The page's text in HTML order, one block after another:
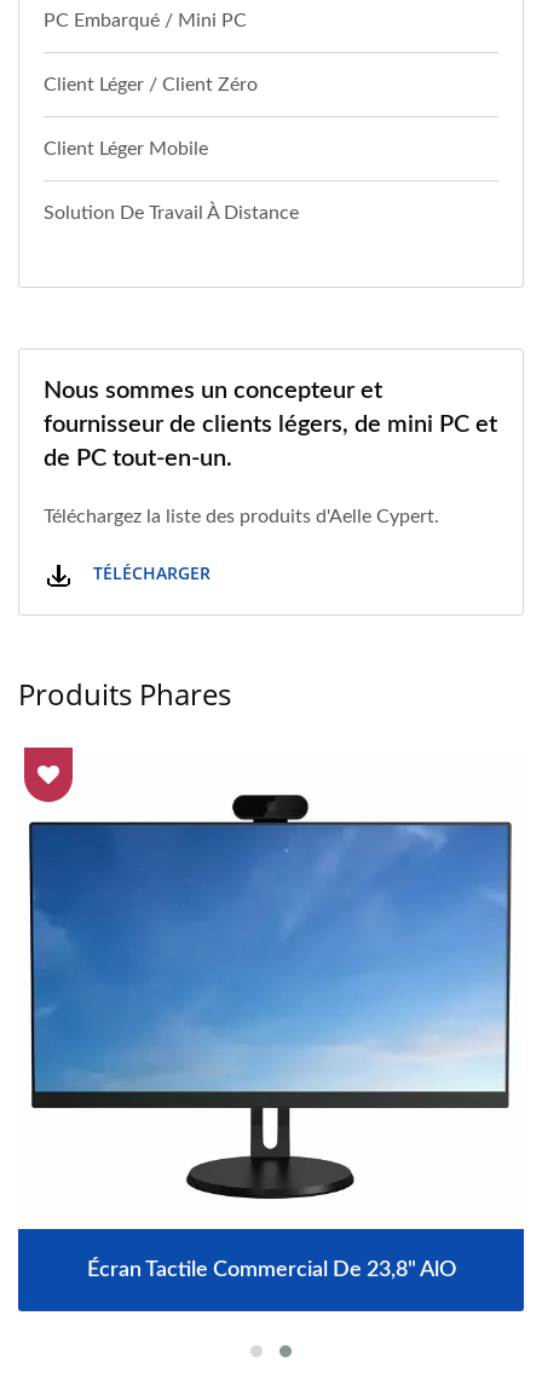
PC Embarqué / Mini PC
Client Léger / Client Zéro
Client Léger Mobile
Solution De Travail À Distance
Nous sommes un concepteur et
fournisseur de clients légers, de mini PC et
de PC tout-en-un.
Téléchargez la liste des produits d'Aelle Cypert.
TÉLÉCHARGER
Produits Phares
Écran Tactile Commercial De 23,8" AlO